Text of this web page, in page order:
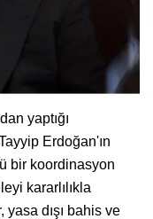
yaptığı
Erdoğan'ın
bir koordinasyon
kararlılıkla
dışı bahis ve